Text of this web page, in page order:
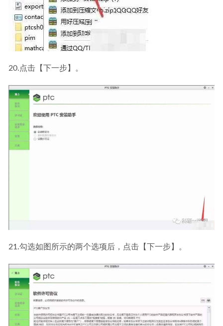
20.点击【下一步】。
21.勾选如图所示的两个选项后，点击【下一步】。